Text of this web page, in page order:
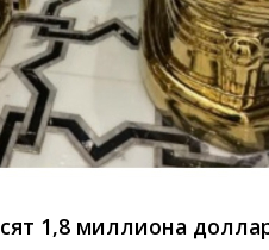
1,8 миллиона